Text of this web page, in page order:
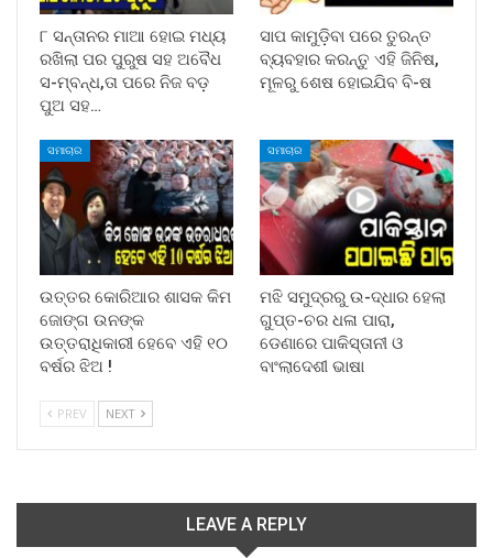
୮ ସନ୍ତାନର ମାଆ ହୋଇ ମଧ୍ୟ
ରଖିଲା ପର ପୁରୁଷ ସହ ଅବୈଧ
ସ-ମ୍ବନ୍ଧ,ତା ପରେ ନିଜ ବଡ଼
ପୁଅ ସହ…
ସାପ କାମୁଡ଼ିବା ପରେ ତୁରନ୍ତ
ବ୍ୟବହାର କରନ୍ତୁ ଏହି ଜିନିଷ,
ମୂଳରୁ ଶେଷ ହୋଇଯିବ ବି-ଷ
ସମାଚାର
ଉତ୍ତର କୋରିଆର ଶାସକ କିମ
ଜୋଙ୍ଗ ଉନଙ୍କ
ଉତ୍ତରାଧିକାରୀ ହେବେ ଏହି ୧୦
ବର୍ଷର ଝିଅ !
ସମାଚାର
ମଝି ସମୁଦ୍ରରୁ ଉ-ଦ୍ଧାର ହେଲା
ଗୁପ୍ତ-ଚର ଧଳା ପାରା,
ଡେଣାରେ ପାକିସ୍ତାନୀ ଓ
ବାଂଲାଦେଶୀ ଭାଷା
PREV NEXT
LEAVE A REPLY